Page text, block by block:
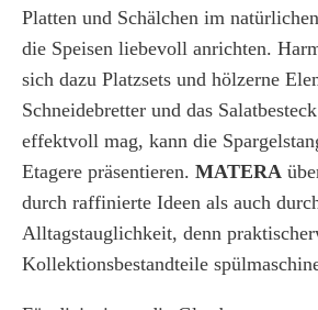
Platten und Schälchen im
die Speisen liebevoll anrichten.
sich dazu Platzsets und hölzerne
Schneidebretter und das
effektvoll mag, kann die
Etagere präsentieren. MATERA
durch raffinierte Ideen als auch
Alltagstauglichkeit, denn
Kollektionsbestandteile